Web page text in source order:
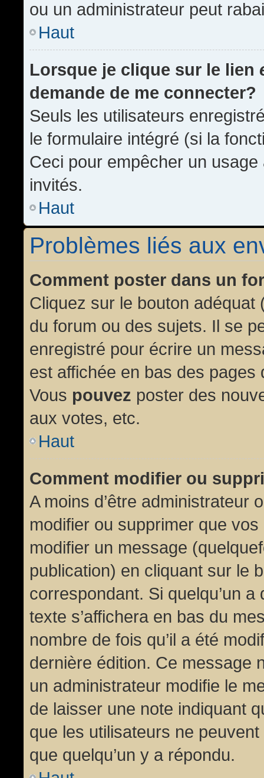
ou un administrateur peut
Haut
Lorsque je clique sur le lien
demande de me connecter?
Seuls les utilisateurs
le formulaire intégré (si la
Ceci pour empêcher un
invités.
Haut
Problèmes liés aux
Comment poster dans un
Cliquez sur le bouton
du forum ou des sujets. Il se
enregistré pour écrire un
est affichée en bas des
Vous pouvez poster des
aux votes, etc.
Haut
Comment modifier ou
A moins d’être administrateur
modifier ou supprimer que
modifier un message
publication) en cliquant sur le
correspondant. Si quelqu’un
texte s’affichera en bas du
nombre de fois qu’il a été
dernière édition. Ce message
un administrateur modifie le
de laisser une note indiquant
que les utilisateurs ne
que quelqu’un y a répondu.